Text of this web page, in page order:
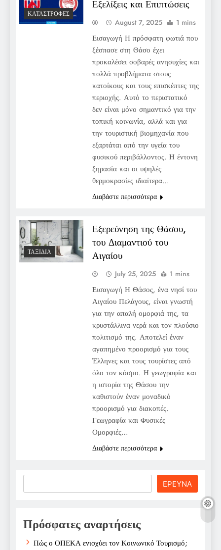
ΚΑΤΑΣΤΡΟΦΈΣ
Εξελίξεις και Επιπτώσεις
August 7, 2025 1 mins
Εισαγωγή Η πρόσφατη φωτιά που
ξέσπασε στη Θάσο έχει
προκαλέσει σοβαρές ανησυχίες και
πολλά προβλήματα στους
κατοίκους και τους επισκέπτες της
περιοχής. Αυτό το περιστατικό
δεν είναι μόνο σημαντικό για την
τοπική κοινωνία, αλλά και για
την τουριστική βιομηχανία που
εξαρτάται από την υγεία του
φυσικού περιβάλλοντος. Η έντονη
ξηρασία και οι υψηλές
θερμοκρασίες ιδιαίτερα…
Διαβάστε περισσότερα
ΤΑΞΊΔΙΑ
Εξερεύνηση της Θάσου,
του Διαμαντιού του
Αιγαίου
July 25, 2025 1 mins
Εισαγωγή Η Θάσος, ένα νησί του
Αιγαίου Πελάγους, είναι γνωστή
για την απαλή ομορφιά της, τα
κρυστάλλινα νερά και τον πλούσιο
πολιτισμό της. Αποτελεί έναν
αγαπημένο προορισμό για τους
Έλληνες και τους τουρίστες από
όλο τον κόσμο. Η γεωγραφία και
η ιστορία της Θάσου την
καθιστούν έναν μοναδικό
προορισμό για διακοπές.
Γεωγραφία και Φυσικές
Ομορφιές…
Διαβάστε περισσότερα
ΕΡΕΥΝΑ
Πρόσφατες αναρτήσεις
Πώς ο ΟΠΕΚΑ ενισχύει τον Κοινωνικό Τουρισμό;